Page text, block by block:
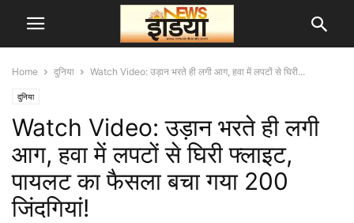
Home दुनिया Watch Video: उड़ान भरते ही लगी आग, हवा में लपटों से घिरी...
दुनिया
Watch Video: उड़ान भरते ही लगी
आग, हवा में लपटों से घिरी फ्लाइट,
पायलट का फैसला बचा गया 200
जिंदगियां!